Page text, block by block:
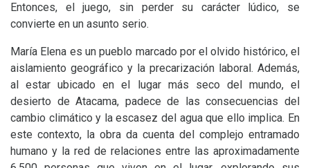
Entonces, el juego, sin perder su carácter lúdico, se
convierte en un asunto serio.
María Elena es un pueblo marcado por el olvido histórico, el
aislamiento geográfico y la precarización laboral. Además,
al estar ubicado en el lugar más seco del mundo, el
desierto de Atacama, padece de las consecuencias del
cambio climático y la escasez del agua que ello implica. En
este contexto, la obra da cuenta del complejo entramado
humano y la red de relaciones entre las aproximadamente